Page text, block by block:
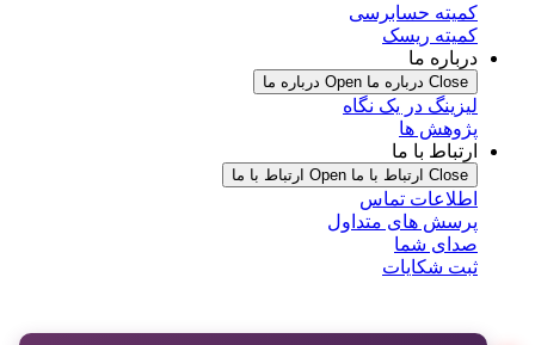
کمیته حسابرسی
کمیته ریسک
درباره ما
Close درباره ما Open درباره ما
لیزینگ در یک نگاه
پژوهش ها
ارتباط با ما
Close ارتباط با ما Open ارتباط با ما
اطلاعات تماس
پرسش های متداول
صدای شما
ثبت شکایات